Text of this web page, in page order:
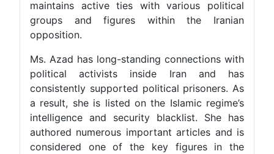
maintains active ties with various political
groups and figures within the Iranian
opposition.
Ms. Azad has long-standing connections with
political activists inside Iran and has
consistently supported political prisoners. As
a result, she is listed on the Islamic regime’s
intelligence and security blacklist. She has
authored numerous important articles and is
considered one of the key figures in the